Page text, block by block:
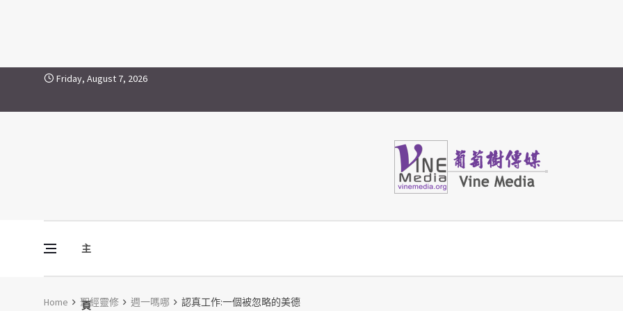
Skip to contentFriday, August 7, 2026
主
頁
Vine Media
葡萄樹傳媒
Home 聖經靈修 週一嗎哪 認真工作:一個被忽略的美德